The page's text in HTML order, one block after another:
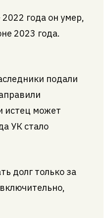
года он умер,
2023 года.
подали
истец может
УК стало
долг только за